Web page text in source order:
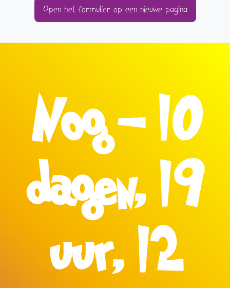
Open het formulier op een nieuwe pagina
Nog - 10
dagen, 19
uur, 12